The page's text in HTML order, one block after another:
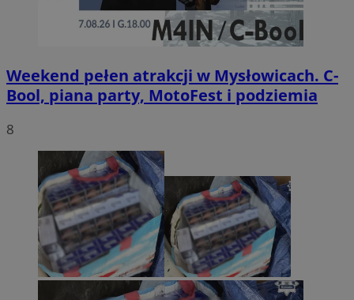
Weekend pełen atrakcji w Mysłowicach. C-
Bool, piana party, MotoFest i podziemia
8